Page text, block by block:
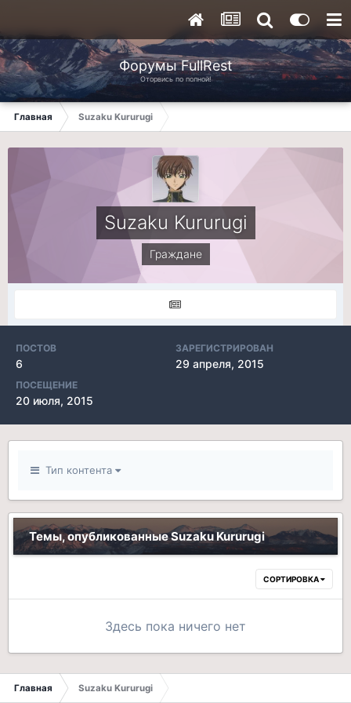
Форумы FullRest
Оторвись по полной!
Главная Suzaku Kururugi
Suzaku Kururugi
Граждане
ПОСТОВ
6
ЗАРЕГИСТРИРОВАН
29 апреля, 2015
ПОСЕЩЕНИЕ
20 июля, 2015
Тип контента
Темы, опубликованные Suzaku Kururugi
СОРТИРОВКА
Здесь пока ничего нет
Главная Suzaku Kururugi